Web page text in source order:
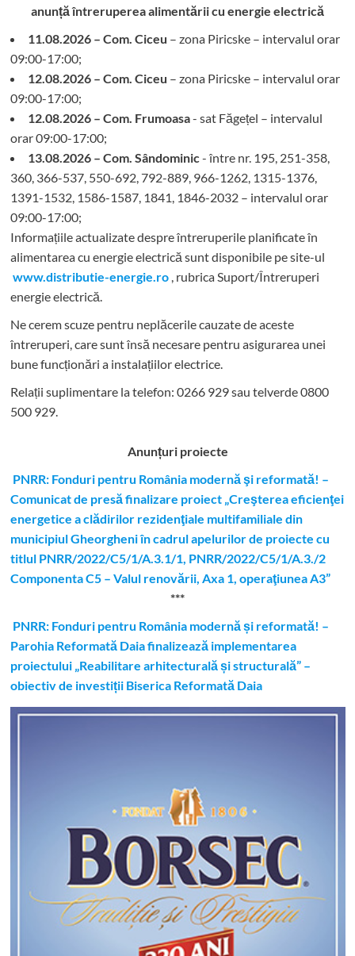
anunță întreruperea alimentării cu energie electrică
11.08.2026 – Com. Ciceu – zona Piricske – intervalul orar
09:00-17:00;
12.08.2026 – Com. Ciceu – zona Piricske – intervalul orar
09:00-17:00;
12.08.2026 – Com. Frumoasa- sat Făgețel – intervalul
orar 09:00-17:00;
13.08.2026 – Com. Sândominic- între nr. 195, 251-358,
360, 366-537, 550-692, 792-889, 966-1262, 1315-1376,
1391-1532, 1586-1587, 1841, 1846-2032 – intervalul orar
09:00-17:00;
Informațiile actualizate despre întreruperile planificate în
alimentarea cu energie electrică sunt disponibile pe site-ul
www.distributie-energie.ro , rubrica Suport/Întreruperi
energie electrică.
Ne cerem scuze pentru neplăcerile cauzate de aceste
întreruperi, care sunt însă necesare pentru asigurarea unei
bune funcționări a instalațiilor electrice.
Relații suplimentare la telefon: 0266 929 sau telverde 0800
500 929.
Anunțuri proiecte
PNRR: Fonduri pentru România modernă şi reformată! –
Comunicat de presă finalizare proiect „Creşterea eficienţei
energetice a clădirilor rezidenţiale multifamiliale din
municipiul Gheorgheni în cadrul apelurilor de proiecte cu
titlul PNRR/2022/C5/1/A.3.1/1, PNRR/2022/C5/1/A.3./2
Componenta C5 – Valul renovării, Axa 1, operaţiunea A3”
***
PNRR: Fonduri pentru România modernă și reformată! –
Parohia Reformată Daia finalizează implementarea
proiectului „Reabilitare arhitecturală și structurală” –
obiectiv de investiții Biserica Reformată Daia